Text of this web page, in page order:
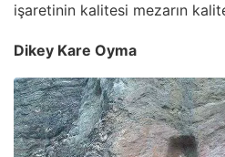
işaretinin kalitesi mezarın
Dikey Kare Oyma